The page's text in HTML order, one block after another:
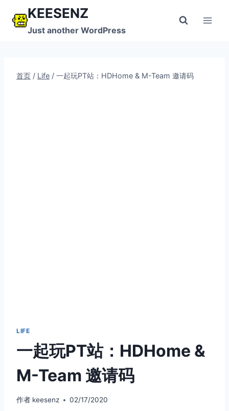
KEESENZ
Just another WordPress
首页 / Life / 一起玩PT站：HDHome & M-Team 邀请码
LIFE
一起玩PT站：HDHome &
M-Team 邀请码
作者 keesenz 02/17/2020